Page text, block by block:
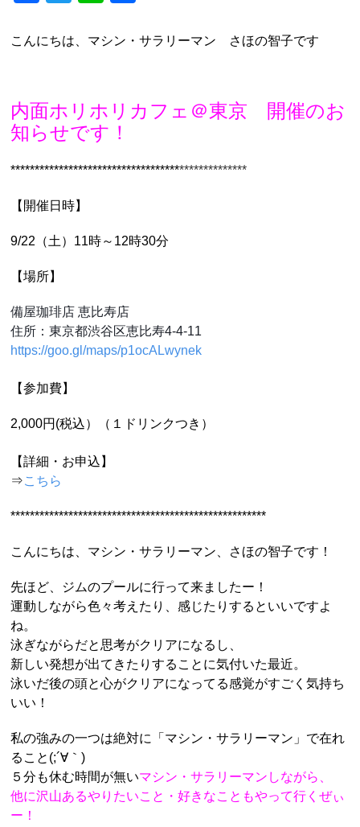
こんにちは、マシン・サラリーマン さほの智子です
内面ホリホリカフェ＠東京 開催のお
知らせです！
*************************************************
【開催日時】
9/22（土）11時～12時30分
【場所】
備屋珈琲店 恵比寿店
住所：東京都渋谷区恵比寿4-4-11
https://goo.gl/maps/p1ocALwynek
【参加費】
2,000円(税込）（１ドリンクつき）
【詳細・お申込】
⇒こちら
*****************************************************
こんにちは、マシン・サラリーマン、さほの智子です！
先ほど、ジムのプールに行って来ましたー！
運動しながら色々考えたり、感じたりするといいですよ
ね。
泳ぎながらだと思考がクリアになるし、
新しい発想が出てきたりすることに気付いた最近。
泳いだ後の頭と心がクリアになってる感覚がすごく気持ち
いい！
私の強みの一つは絶対に「マシン・サラリーマン」で在れ
ること(;´∀｀)
５分も休む時間が無いマシン・サラリーマンしながら、
他に沢山あるやりたいこと・好きなこともやって行くぜぃ
ー！